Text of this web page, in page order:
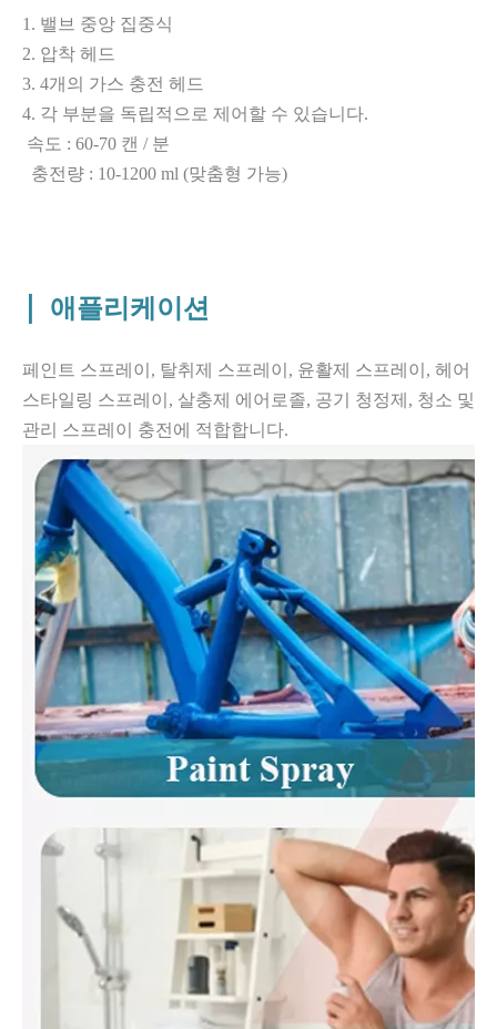
1. 밸브 중앙 집중식
2. 압착 헤드
3. 4개의 가스 충전 헤드
4. 각 부분을 독립적으로 제어할 수 있습니다.
속도 : 60-70 캔 / 분
충전량 : 10-1200 ml (맞춤형 가능)
| 애플리케이션
페인트 스프레이, 탈취제 스프레이, 윤활제 스프레이, 헤어
스타일링 스프레이, 살충제 에어로졸, 공기 청정제, 청소 및
관리 스프레이 충전에 적합합니다.